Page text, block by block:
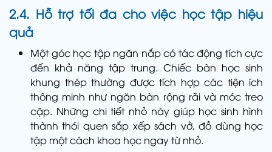
2.4. Hỗ trợ tối đa cho việc học tập hiệu
quả
Một góc học tập ngăn nắp có tác động tích cực
đến khả năng tập trung. Chiếc bàn học sinh
khung thép thường được tích hợp các tiện ích
thông minh như ngăn bàn rộng rãi và móc treo
cặp. Những chi tiết nhỏ này giúp học sinh hình
thành thói quen sắp xếp sách vở, đồ dùng học
tập một cách khoa học ngay từ nhỏ.